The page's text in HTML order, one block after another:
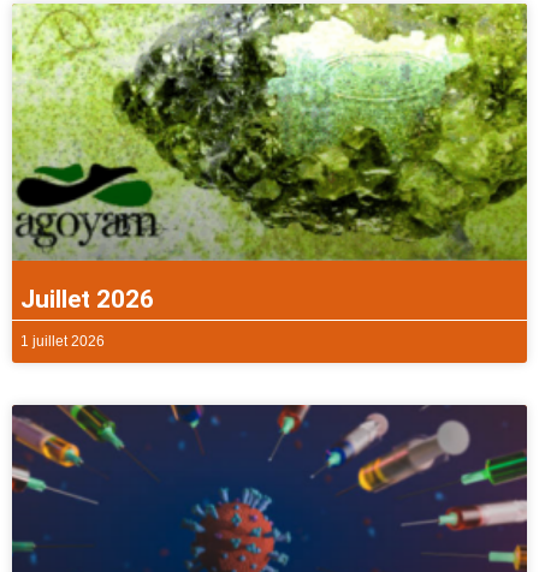
Juillet 2026
1 juillet 2026